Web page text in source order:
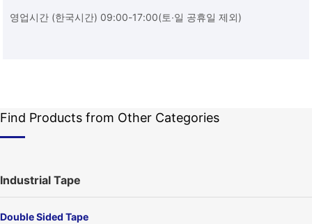
영업시간 (한국시간) 09:00-17:00(토∙일 공휴일 제외)
Find Products from Other Categories
Industrial Tape
Double Sided Tape